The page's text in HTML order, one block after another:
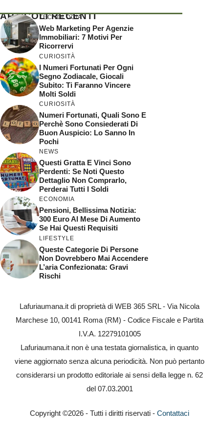
ARTICOLI RECENTI
TECNOLOGIA
Web Marketing Per Agenzie
Immobiliari: 7 Motivi Per
Ricorrervi
CURIOSITÀ
I Numeri Fortunati Per Ogni
Segno Zodiacale, Giocali
Subito: Ti Faranno Vincere
Molti Soldi
CURIOSITÀ
Numeri Fortunati, Quali Sono E
Perchè Sono Consiederati Di
Buon Auspicio: Lo Sanno In
Pochi
NEWS
Questi Gratta E Vinci Sono
Perdenti: Se Noti Questo
Dettaglio Non Comprarlo,
Perderai Tutti I Soldi
ECONOMIA
Pensioni, Bellissima Notizia:
300 Euro Al Mese Di Aumento
Se Hai Questi Requisiti
LIFESTYLE
Queste Categorie Di Persone
Non Dovrebbero Mai Accendere
L’aria Confezionata: Gravi
Rischi
Lafuriaumana.it di proprietà di WEB 365 SRL - Via Nicola
Marchese 10, 00141 Roma (RM) - Codice Fiscale e Partita
I.V.A. 12279101005
Lafuriaumana.it non è una testata giornalistica, in quanto
viene aggiornato senza alcuna periodicità. Non può pertanto
considerarsi un prodotto editoriale ai sensi della legge n. 62
del 07.03.2001
Copyright ©2026 - Tutti i diritti riservati - Contattaci